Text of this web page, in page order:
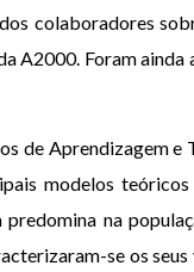
colaboradores
A2000. Foram
de Aprendizagem
modelos
na
se os